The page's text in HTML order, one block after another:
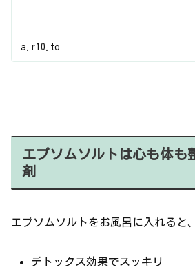
a.r10.to
エプソムソルトは心も体も
剤
エプソムソルトをお風呂に入れると、
デトックス効果でスッキリ